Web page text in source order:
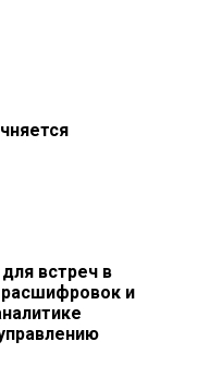
встреч в
и